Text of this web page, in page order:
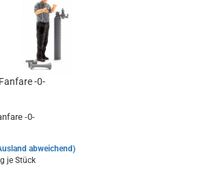
-0-
-0-
abweichend)
je Stück